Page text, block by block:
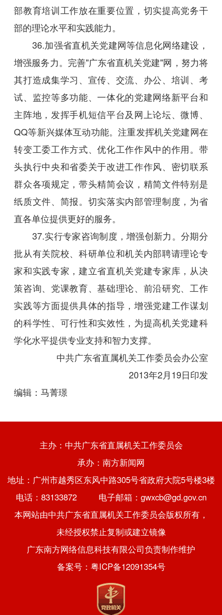
部教育培训工作放在重要位置，切实提高党务干
部的理论水平和实践能力。
36.加强省直机关党建网等信息化网络建设，
增强服务力。完善"广东省直机关党建"网，努力将
其打造成集学习、宣传、交流、办公、培训、考
试、监控等多功能、一体化的党建网络新平台和
主阵地，发挥手机短信平台及网上论坛、微博、
QQ等新兴媒体互动功能。注重发挥机关党建网在
转变工委工作方式、优化工作作风中的作用。带
头执行中央和省委关于改进工作作风、密切联系
群众各项规定，带头精简会议，精简文件特别是
纸质文件、简报。切实落实内部管理制度，为省
直各单位提供更好的服务。
37.实行专家咨询制度，增强创新力。分期分
批从有关院校、科研单位和机关内部聘请理论专
家和实践专家，建立省直机关党建专家库，从决
策咨询、党课教育、基础理论、前沿研究、工作
实践等方面提供具体的指导，增强党建工作谋划
的科学性、可行性和实效性，为提高机关党建科
学化水平提供专业支持和智力支撑。
中共广东省直属机关工作委员会办公室
2013年2月19日印发
编辑：马菁璟
主办：中共广东省直属机关工作委员会
承办：南方新闻网
地址：广州市越秀区东风中路305号省政府大院5号楼3楼
电话：83133872 电子邮箱：gwxcb@gd.gov.cn
本网站由中共广东省直属机关工作委员会版权所有，
未经授权禁止复制或建立镜像
广东南方网络信息科技有限公司负责制作维护
备案号：粤ICP备12091354号